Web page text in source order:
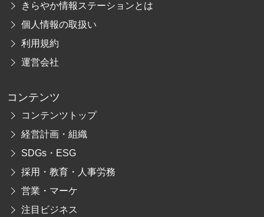
きらやか情報ステーションとは
個人情報の取扱い
利用規約
運営会社
コンテンツ
コンテンツトップ
経営計画・組織
SDGs・ESG
採用・教育・人事労務
営業・マーケ
注目ビジネス